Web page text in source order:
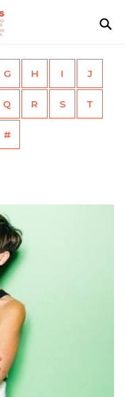
G H I J
Q R S T
#